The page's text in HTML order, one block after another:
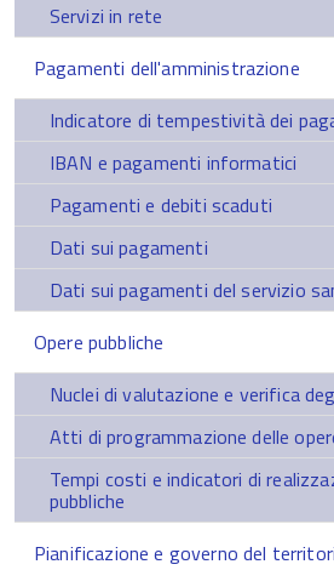
Servizi in rete
Pagamenti dell'amministrazione
Indicatore di tempestività dei
IBAN e pagamenti informatici
Pagamenti e debiti scaduti
Dati sui pagamenti
Dati sui pagamenti del servizio
Opere pubbliche
Nuclei di valutazione e verifica
Atti di programmazione delle
Tempi costi e indicatori di
pubbliche
Pianificazione e governo del